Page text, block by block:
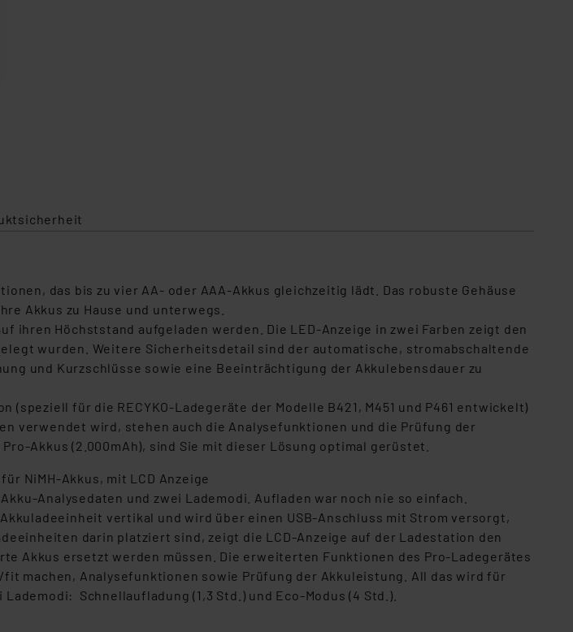
das bis zu vier AA- oder AAA-Akkus gleichzeitig lädt. Das robuste Gehäuse
Akkus zu Hause und unterwegs.
ihren Höchststand aufgeladen werden. Die LED-Anzeige in zwei Farben zeigt den
wurden. Weitere Sicherheitsdetail sind der automatische, stromabschaltende
und Kurzschlüsse sowie eine Beeinträchtigung der Akkulebensdauer zu
für die RECYKO-Ladegeräte der Modelle B421, M451 und P461 entwickelt)
verwendet wird, stehen auch die Analysefunktionen und die Prüfung der
Akkus (2.000mAh), sind Sie mit dieser Lösung optimal gerüstet.
NiMH-Akkus, mit LCD Anzeige
Analysedaten und zwei Lademodi. Aufladen war noch nie so einfach.
vertikal und wird über einen USB-Anschluss mit Strom versorgt,
darin platziert sind, zeigt die LCD-Anzeige auf der Ladestation den
Akkus ersetzt werden müssen. Die erweiterten Funktionen des Pro-Ladegerätes
machen, Analysefunktionen sowie Prüfung der Akkuleistung. All das wird für
Schnellaufladung (1,3 Std.) und Eco-Modus (4 Std.).